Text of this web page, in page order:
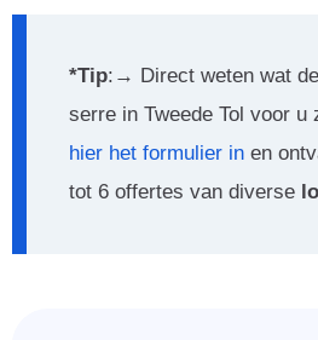
*Tip:→ Direct weten wat
serre in Tweede Tol voor u
hier het formulier in en
tot 6 offertes van diverse